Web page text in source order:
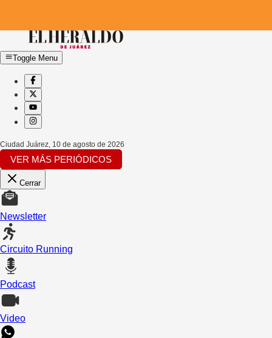
Toggle Menu
Ciudad Juárez 10 de agosto de 2026
VER MÁS PERIÓDICOS
Cerrar
Newsletter
Circuito Running
Podcast
Video